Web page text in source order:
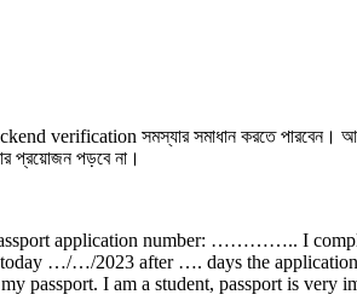
verification সমস্যার সমাধান করতে পারবেন।
প্রয়োজন পড়বে না।
application number: ………….. I
…/…/2023 after …. days the application
passport. I am a student, passport is